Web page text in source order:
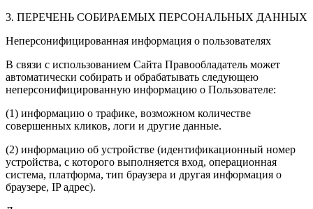
3. ПЕРЕЧЕНЬ СОБИРАЕМЫХ ПЕРСОНАЛЬНЫХ ДАННЫХ
Неперсонифицированная информация о пользователях
В связи с использованием Сайта Правообладатель может
автоматически собирать и обрабатывать следующею
неперсонифицированную информацию о Пользователе:
(1) информацию о трафике, возможном количестве
совершенных кликов, логи и другие данные.
(2) информацию об устройстве (идентификационный номер
устройства, с которого выполняется вход, операционная
система, платформа, тип браузера и другая информация о
браузере, IP адрес).